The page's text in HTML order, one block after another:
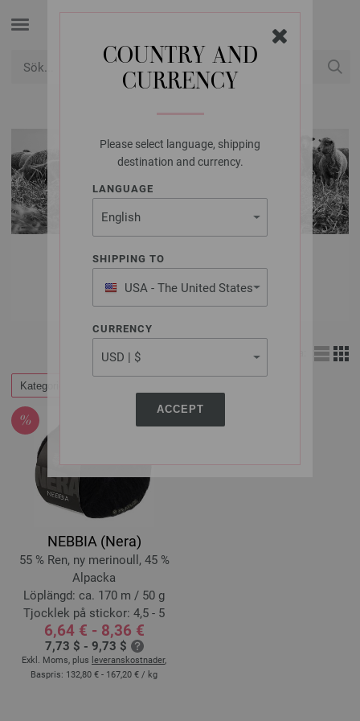
COUNTRY AND
CURRENCY
Please select language, shipping
destination and currency.
LANGUAGE
SHIPPING TO
USA - The United States
of America
CURRENCY
ACCEPT
LANA GROSSA
ULL & GARN
Kategorier
NEBBIA (Nera)
55 % Ren, ny merinoull, 45 %
Alpacka
Löplängd: ca. 170 m / 50 g
Tjocklek på stickor: 4,5 - 5
6,64 € - 8,36 €
7,73 $ - 9,73 $
Exkl. Moms, plus leveranskostnader,
Baspris: 132,80 € - 167,20 € / kg